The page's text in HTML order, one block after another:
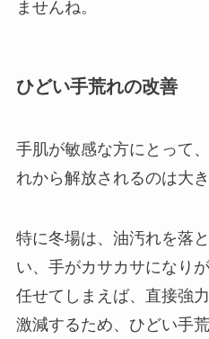
ませんね。
ひどい手荒れの改善
手肌が敏感な方にとって
れから解放されるのは大
特に冬場は、油汚れを落
い、手がカサカサになり
任せてしまえば、直接強
激減するため、ひどい手